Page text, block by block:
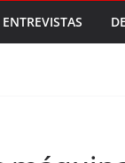
ENTREVISTAS